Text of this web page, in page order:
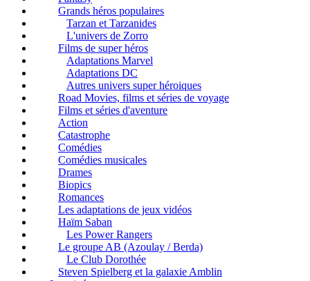
Grands héros populaires
Tarzan et Tarzanides
L'univers de Zorro
Films de super héros
Adaptations Marvel
Adaptations DC
Autres univers super héroiques
Road Movies, films et séries de voyage
Films et séries d'aventure
Action
Catastrophe
Comédies
Comédies musicales
Drames
Biopics
Romances
Les adaptations de jeux vidéos
Haïm Saban
Les Power Rangers
Le groupe AB (Azoulay / Berda)
Le Club Dorothée
Steven Spielberg et la galaxie Amblin